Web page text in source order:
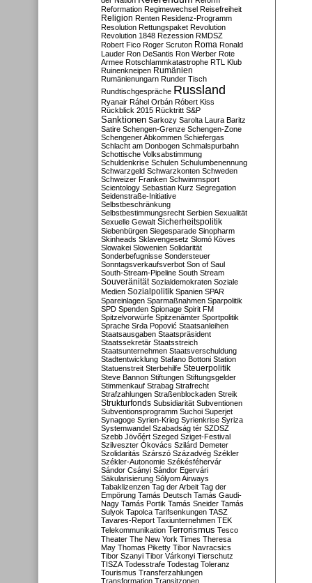
Reformation Regimewechsel Reisefreiheit
Religion Renten Residenz-Programm
Resolution Rettungspaket Revolution
Revolution 1848 Rezession RMDSZ
Robert Fico Roger Scruton Roma Ronald
Lauder Ron DeSantis Ron Werber Rote
Armee Rotschlammkatastrophe RTL Klub
Ruinenkneipen Rumänien
Rumänienungarn Runder Tisch
Rundtischgespräche Russland
Ryanair Ráhel Orbán Róbert Kiss
Rückblick 2015 Rücktritt S&P
Sanktionen Sarkozy Sarolta Laura Baritz
Satire Schengen-Grenze Schengen-Zone
Schengener Abkommen Schiefergas
Schlacht am Donbogen Schmalspurbahn
Schottische Volksabstimmung
Schuldenkrise Schulen Schulumbenennung
Schwarzgeld Schwarzkonten Schweden
Schweizer Franken Schwimmsport
Scientology Sebastian Kurz Segregation
Seidenstraße-Initiative
Selbstbeschränkung
Selbstbestimmungsrecht Serbien Sexualität
Sexuelle Gewalt Sicherheitspolitik
Siebenbürgen Siegesparade Sinopharm
Skinheads Sklavengesetz Slomó Köves
Slowakei Slowenien Solidarität
Sonderbefugnisse Sondersteuer
Sonntagsverkaufsverbot Son of Saul
South-Stream-Pipeline South Stream
Souveränität Sozialdemokraten Soziale
Medien Sozialpolitik Spanien SPAR
Spareinlagen Sparmaßnahmen Sparpolitik
SPD Spenden Spionage Spirit FM
Spitzelvorwürfe Spitzenämter Sportpolitik
Sprache Srđa Popović Staatsanleihen
Staatsausgaben Staatspräsident
Staatssekretär Staatsstreich
Staatsunternehmen Staatsverschuldung
Stadtentwicklung Stafano Bottoni Station
Statuenstreit Sterbehilfe Steuerpolitik
Steve Bannon Stiftungen Stiftungsgelder
Stimmenkauf Strabag Strafrecht
Strafzahlungen Straßenblockaden Streik
Strukturfonds Subsidiarität Subventionen
Subventionsprogramm Suchoi Superjet
Synagoge Syrien-Krieg Syrienkrise Syriza
Systemwandel Szabadság tér SZDSZ
Szebb Jövőért Szeged Sziget-Festival
Szilveszter Ókovács Szilárd Demeter
Szolidaritás Szárszó Századvég Székler
Székler-Autonomie Székésféhervár
Sándor Csányi Sándor Egervári
Säkularisierung Sólyom Airways
Tabaklizenzen Tag der Arbeit Tag der
Empörung Tamás Deutsch Tamás Gaudi-
Nagy Tamás Portik Tamás Sneider Tamás
Sulyok Tapolca Tarifsenkungen TASZ
Tavares-Report Taxiunternehmen TEK
Telekommunikation Terrorismus Tesco
Theater The New York Times Theresa
May Thomas Piketty Tibor Navracsics
Tibor Szanyi Tibor Várkonyi Tierschutz
TISZA Todesstrafe Todestag Toleranz
Tourismus Transferzahlungen
Transformation Transitzonen